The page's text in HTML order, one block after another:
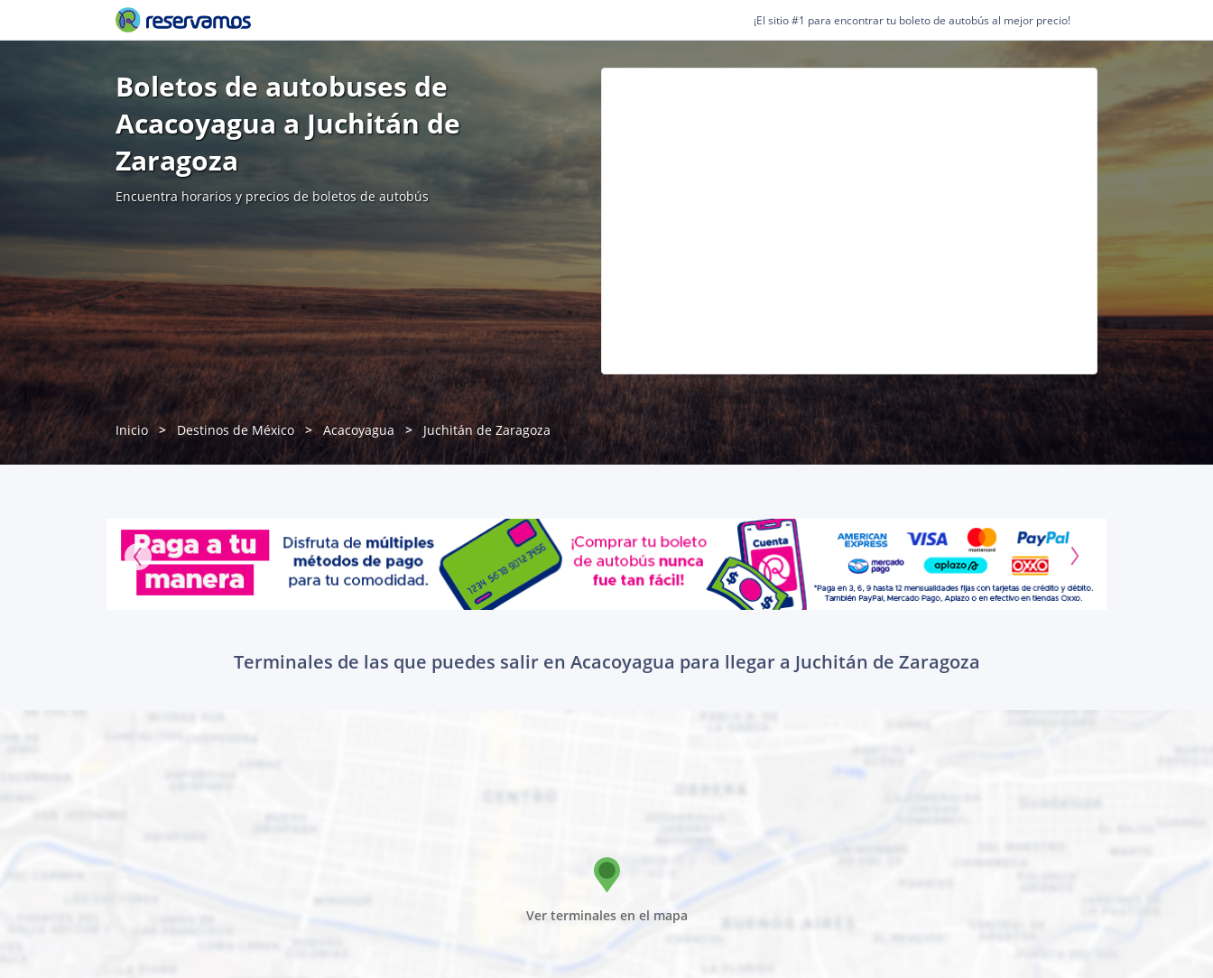
¡El sitio #1 para encontrar tu boleto de autobús al mejor precio!
Boletos de autobuses de
Acacoyagua a Juchitán de
Zaragoza
Encuentra horarios y precios de boletos de autobús
Inicio Destinos de México Acacoyagua Juchitán de Zaragoza
Terminales de las que puedes salir en Acacoyagua para llegar a Juchitán de Zaragoza
Ver terminales en el mapa